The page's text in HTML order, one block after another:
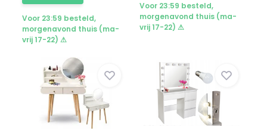
Voor 23:59 besteld,
morgenavond thuis (ma-
vrij 17-22) ⚠
Voor 23:59 besteld,
morgenavond thuis (ma-
vrij 17-22) ⚠